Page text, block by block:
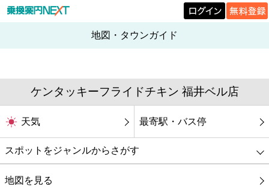
地図・タウンガイド
ケンタッキーフライドチキン 福井ベル店
天気 最寄駅・バス停
スポットをジャンルからさがす
グルメ
地図を見る